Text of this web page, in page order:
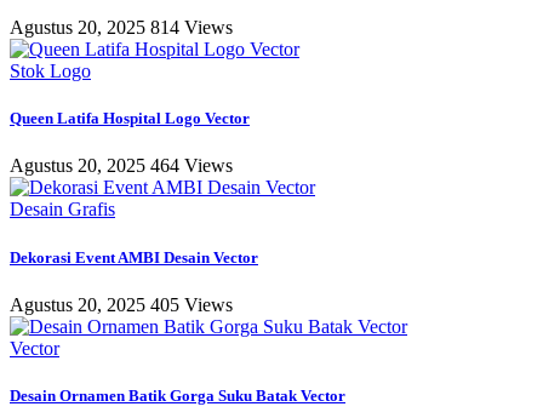
Agustus 20, 2025 814 Views
Stok Logo
Queen Latifa Hospital Logo Vector
Agustus 20, 2025 464 Views
Desain Grafis
Dekorasi Event AMBI Desain Vector
Agustus 20, 2025 405 Views
Vector
Desain Ornamen Batik Gorga Suku Batak Vector